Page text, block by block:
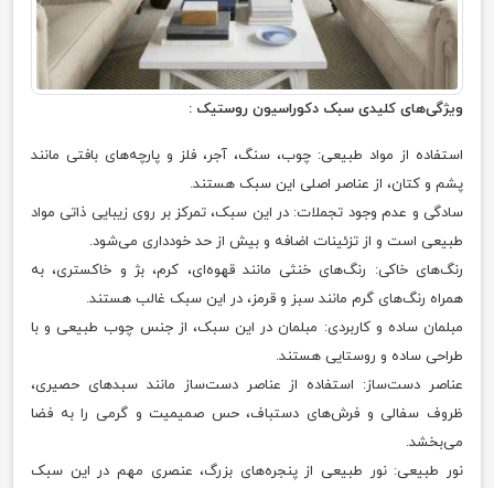
ویژگی‌های کلیدی سبک دکوراسیون روستیک :
استفاده از مواد طبیعی: چوب، سنگ، آجر، فلز و پارچه‌های بافتی مانند
پشم و کتان، از عناصر اصلی این سبک هستند.
سادگی و عدم وجود تجملات: در این سبک، تمرکز بر روی زیبایی ذاتی مواد
طبیعی است و از تزئینات اضافه و بیش از حد خودداری می‌شود.
رنگ‌های خاکی: رنگ‌های خنثی مانند قهوه‌ای، کرم، بژ و خاکستری، به
همراه رنگ‌های گرم مانند سبز و قرمز، در این سبک غالب هستند.
مبلمان ساده و کاربردی: مبلمان در این سبک، از جنس چوب طبیعی و با
طراحی ساده و روستایی هستند.
عناصر دست‌ساز: استفاده از عناصر دست‌ساز مانند سبدهای حصیری،
ظروف سفالی و فرش‌های دستباف، حس صمیمیت و گرمی را به فضا
می‌بخشد.
نور طبیعی: نور طبیعی از پنجره‌های بزرگ، عنصری مهم در این سبک